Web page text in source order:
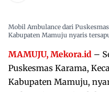
Mobil Ambulance dari
Kabupaten Mamuju nyaris
MAMUJU, Mekora.id –
Puskesmas Karama,
Kabupaten Mamuju,